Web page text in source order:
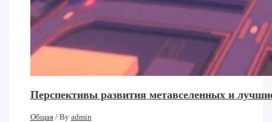
Перспективы развития метавселенных и
Общая/ By admin